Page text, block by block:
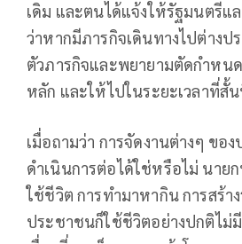
เดิม และตนได้แจ้งให้รัฐมนตรีแ
ว่าหากมีภารกิจเดินทางไปต่างป
ตัวภารกิจและพยายามตัดกำหน
หลัก และให้ไปในระยะเวลาที่สั้
เมื่อถามว่า การจัดงานต่างๆ ขอ
ดำเนินการต่อได้ใช่หรือไม่ นายก
ใช้ชีวิต การทำมาหากิน การสร้า
ประชาชนก็ใช้ชีวิตอย่างปกติไม่มี